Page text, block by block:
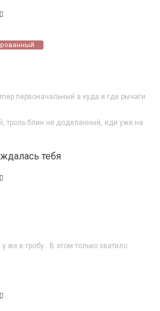
первоначальный а куда и где рычаги
троль блин не доделанный, иди уже на
тебя
же в гробу . В этом только хватило